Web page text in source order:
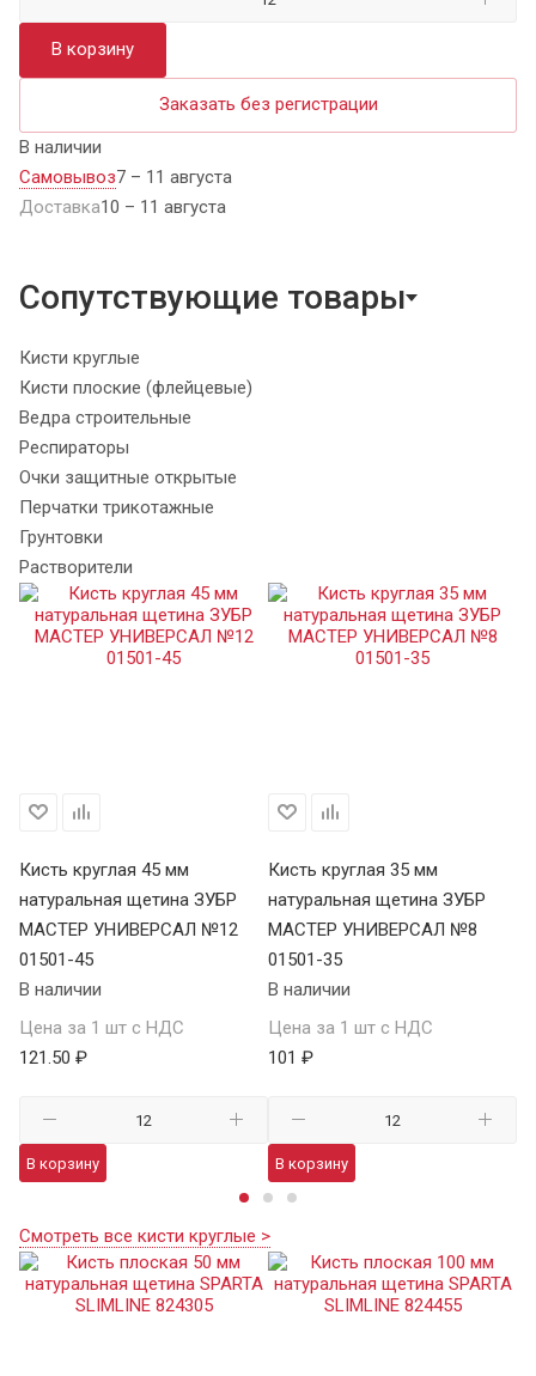
В корзину
Заказать без регистрации
В наличии
Самовывоз7 – 11 августа
Доставка10 – 11 августа
Сопутствующие товары
Кисти круглые
Кисти плоские (флейцевые)
Ведра строительные
Респираторы
Очки защитные открытые
Перчатки трикотажные
Грунтовки
Растворители
Кисть круглая 45 мм
натуральная щетина ЗУБР
МАСТЕР УНИВЕРСАЛ №12
01501-45
В наличии
Цена за 1 шт с НДС
121.50 ₽
В корзину
Кисть круглая 35 мм
натуральная щетина ЗУБР
МАСТЕР УНИВЕРСАЛ №8
01501-35
В наличии
Цена за 1 шт с НДС
101 ₽
В корзину
Смотреть все кисти круглые >